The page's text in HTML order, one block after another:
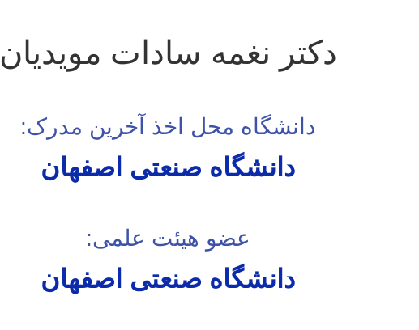
دکتر نغمه سادات مویدیان
دانشگاه محل اخذ آخرین مدرک:
دانشگاه صنعتی اصفهان
عضو هیئت علمی:
دانشگاه صنعتی اصفهان